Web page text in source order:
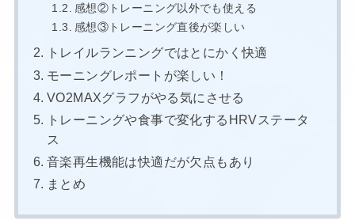
感想②トレーニング以外でも使える
感想③トレーニング直後が楽しい
トレイルランニングではとにかく快適
モーニングレポートが楽しい！
VO2MAXグラフがやる気にさせる
トレーニングや食事で変化するHRVステータ
ス
音楽再生機能は快適だが欠点もあり
まとめ